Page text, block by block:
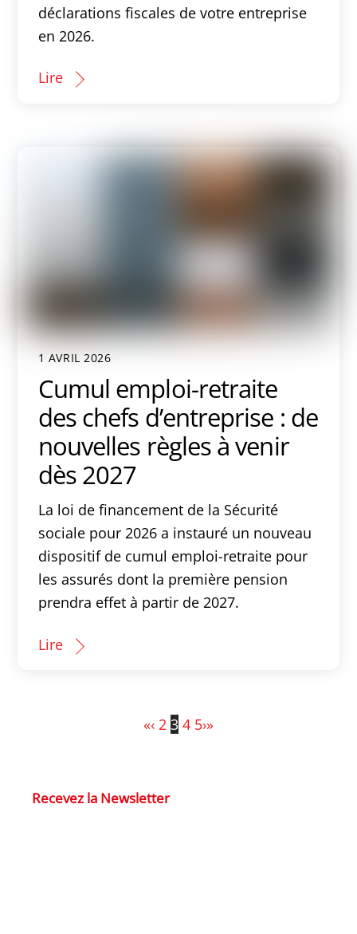
déclarations fiscales de votre entreprise
en 2026.
Lire
1 AVRIL 2026
Cumul emploi-retraite
des chefs d’entreprise : de
nouvelles règles à venir
dès 2027
La loi de financement de la Sécurité
sociale pour 2026 a instauré un nouveau
dispositif de cumul emploi-retraite pour
les assurés dont la première pension
prendra effet à partir de 2027.
Lire
«‹ 2 3 4 5›»
Recevez la Newsletter